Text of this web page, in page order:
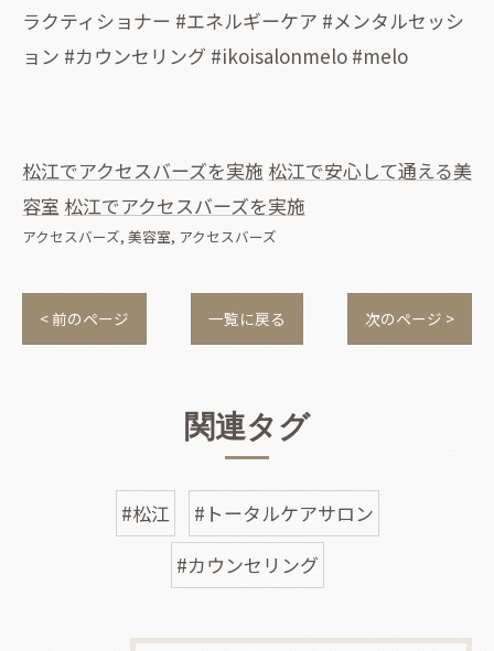
ラクティショナー #エネルギーケア #メンタルセッシ
ョン #カウンセリング #ikoisalonmelo #melo
松江でアクセスバーズを実施 松江で安心して通える美
容室 松江でアクセスバーズを実施
アクセスバーズ 美容室 アクセスバーズ
< 前のページ 一覧に戻る 次のページ >
関連タグ
#松江
#トータルケアサロン
#カウンセリング